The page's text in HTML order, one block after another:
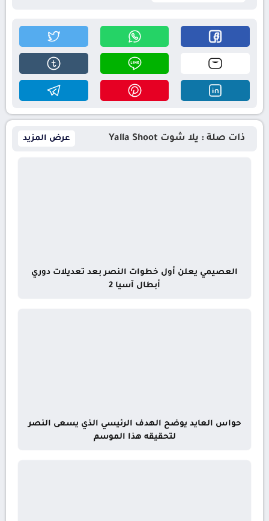
ذات صلة : يلا شوت Yalla Shoot عرض المزيد
العصيمي يعلن أول خطوات النصر بعد تعديلات دوري
أبطال آسيا 2
حواس العايد يوضح الهدف الرئيسي الذي يسعى النصر
لتحقيقه هذا الموسم